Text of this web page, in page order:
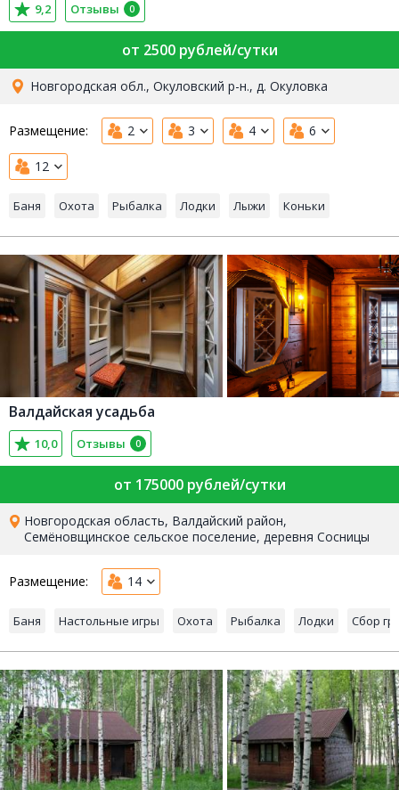
9,2 Отзывы 0
от 2500 рублей/сутки
Новгородская обл., Окуловский р-н., д. Окуловка
Размещение: 2 3 4 6
12
Баня Охота Рыбалка Лодки Лыжи Коньки
Валдайская усадьба
10,0 Отзывы 0
от 175000 рублей/сутки
Новгородская область, Валдайский район,
Семёновщинское сельское поселение, деревня Сосницы
Размещение: 14
Баня Настольные игры Охота Рыбалка Лодки Сбор